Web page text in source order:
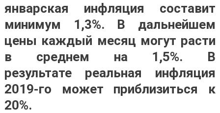
январская инфляция составит
минимум 1,3%. В дальнейшем
цены каждый месяц могут расти
в среднем на 1,5%. В
результате реальная инфляция
2019-го может приблизиться к
20%.